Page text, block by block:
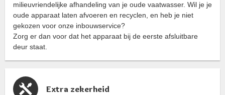
milieuvriendelijke afhandeling van je oude vaatwasser. Wil je je
oude apparaat laten afvoeren en recyclen, en heb je niet
gekozen voor onze inbouwservice?
Zorg er dan voor dat het apparaat bij de eerste afsluitbare
deur staat.
Extra zekerheid